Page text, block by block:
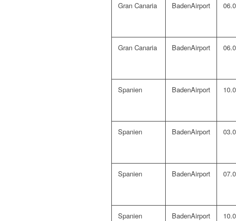
Gran Canaria BadenAirport
Gran Canaria BadenAirport
Spanien BadenAirport
Spanien BadenAirport
Spanien BadenAirport
Spanien BadenAirport